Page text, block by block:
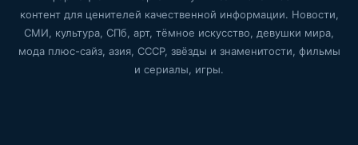
контент для ценителей качественной информации. Новости,
СМИ, культура, СПб, арт, тёмное искусство, девушки мира,
мода плюс-сайз, азия, СССР, звёзды и знаменитости, фильмы
и сериалы, игры.